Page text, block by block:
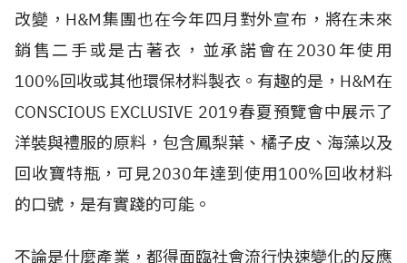
改變，H&M集團也在今年四月對外宣布，將在未來
銷售二手或是古著衣，並承諾會在2030年使用
100%回收或其他環保材料製衣。有趣的是，H&M在
CONSCIOUS EXCLUSIVE 2019春夏預覽會中展示了
洋裝與禮服的原料，包含鳳梨葉、橘子皮、海藻以及
回收寶特瓶，可見2030年達到使用100%回收材料
的口號，是有實踐的可能。
不論是什麼產業，都得面臨社會流行快速變化的反應